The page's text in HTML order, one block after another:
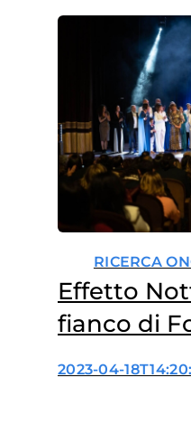
RICERCA
Effetto
fianco di
Veronesi
2023-04-